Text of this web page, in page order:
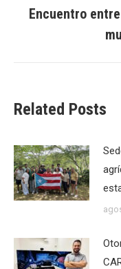
Encuentro
Related Posts